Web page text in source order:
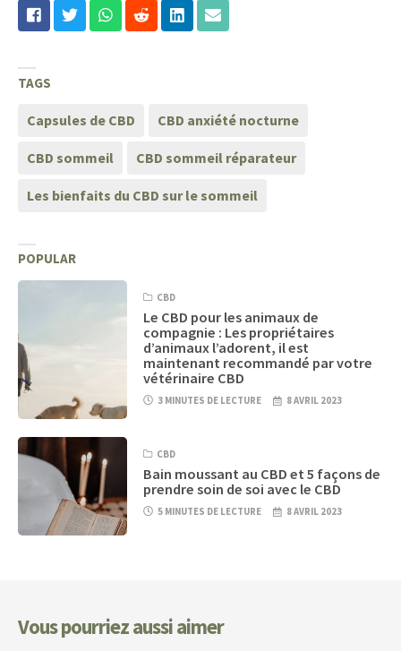
TAGS
Capsules de CBD CBD anxiété nocturne
CBD sommeil CBD sommeil réparateur
Les bienfaits du CBD sur le sommeil
POPULAR
CBD
Le CBD pour les animaux de
compagnie : Les propriétaires
d’animaux l’adorent, il est
maintenant recommandé par votre
vétérinaire CBD
3 MINUTES DE LECTURE 8 AVRIL 2023
CBD
Bain moussant au CBD et 5 façons de
prendre soin de soi avec le CBD
5 MINUTES DE LECTURE 8 AVRIL 2023
Vous pourriez aussi aimer